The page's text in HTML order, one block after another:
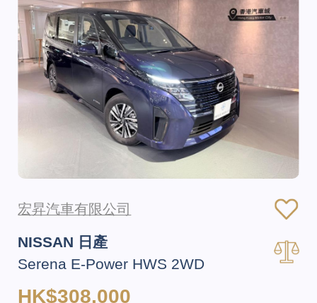
宏昇汽車有限公司
NISSAN 日產
Serena E-Power HWS 2WD
HK$308,000